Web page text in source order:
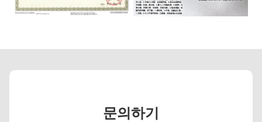
문의하기